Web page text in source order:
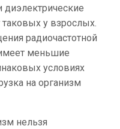
диэлектрические
таковых у взрослых.
радиочастотной
меньшие
условиях
на организм
нельзя